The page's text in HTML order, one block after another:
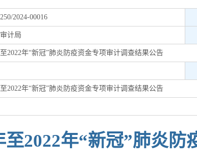
2024-00016
计局
2022年“新冠”肺炎防疫资金专项审计调查结果公告
2022年“新冠”肺炎防疫资金专项审计调查结果公告
至2022年“新冠”肺炎